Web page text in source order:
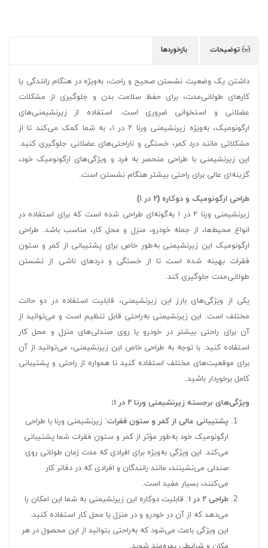
توضیحات بازخوردها
داشتن یک وضعیت نشستن صحیح و راحت، به‌ویژه در هنگام رانندگی یا
کارهای طولانی‌مدت، برای حفظ سلامت بدن و جلوگیری از مشکلات
عضلانی و استخوانی ضروری است. استفاده از زیرنشیمنی‌های
ارگونومیک، به‌ویژه زیرنشیمنی ورنا ۲ در ۱، به شما کمک می‌کند تا از
مشکلاتی مانند درد کمر، خستگی و ناراحتی‌های عضلانی جلوگیری کنید.
این زیرنشیمنی با طراحی منحصر به فرد و ویژگی‌های ارگونومیک خود،
گزینه‌ای عالی برای راحتی بیشتر هنگام نشستن است.
طراحی ارگونومیک و دوکاره (۲ در ۱)
زیرنشیمنی ورنا ۲ در ۱ به‌گونه‌ای طراحی شده است که برای استفاده در
انواع محیط‌ها، از جمله خودرو، منزل و محل کار، مناسب باشد. طراحی
ارگونومیک این زیرنشیمنی به‌طور خاص برای پشتیبانی از کمر و ستون
فقرات بهینه شده است تا از خستگی و دردهای ناشی از نشستن
طولانی‌مدت جلوگیری کند.
یکی از ویژگی‌های بارز این زیرنشیمنی، قابلیت استفاده در دو حالت
مختلف است. این زیرنشیمنی به‌راحتی قابل تنظیم است و می‌توانید از
آن برای راحتی بیشتر در خودرو یا روی صندلی‌های منزل و محل کار
استفاده کنید. با توجه به طراحی خاص این زیرنشیمنی، می‌توانید از آن
برای موقعیت‌های مختلف استفاده کنید تا همواره از راحتی و پشتیبانی
کامل برخوردار باشید.
ویژگی‌های برجسته زیرنشیمنی ورنا ۲ در ۱:
پشتیبانی عالی از کمر و ستون فقرات: زیرنشیمنی ورنا با طراحی
ارگونومیک خود به‌طور مؤثر از کمر و ستون فقرات شما پشتیبانی
می‌کند. این ویژگی به‌ویژه برای افرادی که مدت زمان طولانی روی
صندلی می‌نشینند، مانند رانندگان و افرادی که در دفاتر کار
می‌کنند، بسیار مفید است.
طراحی ۲ در ۱
: قابلیت دوکاره این زیرنشیمنی به شما این امکان را
می‌دهد که از آن در خودرو و در منزل یا محل کار استفاده کنید.
این ویژگی باعث می‌شود که به‌راحتی بتوانید از این محصول در هر